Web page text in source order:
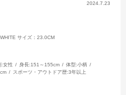
2024.7.23
サイズ：23.0CM
:女性 身長:151～155cm 体型:小柄
スポーツ・アウトドア歴:3年以上